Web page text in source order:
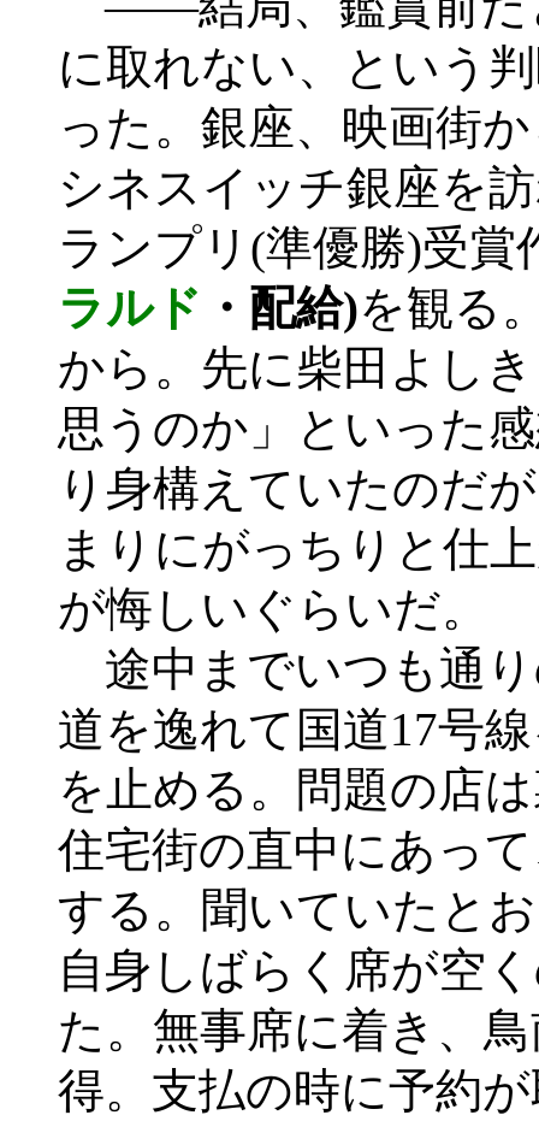
に取れない、という
った。銀座、映画街
シネスイッチ銀座を
ランプリ(準優勝)受賞
ラルド ・配給)を観る
から。先に柴田よし
思うのか」といった
り身構えていたのだ
まりにがっちりと仕
が悔しいぐらいだ。
途中までいつも通
道を逸れて国道17号
を止める。問題の店
住宅街の直中にあっ
する。聞いていたと
自身しばらく席が空
た。無事席に着き、
得。支払の時に予約